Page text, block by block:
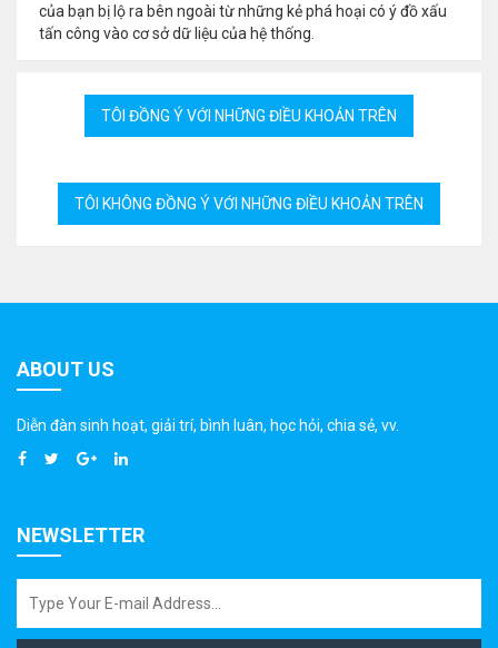
của bạn bị lộ ra bên ngoài từ những kẻ phá hoại có ý đồ xấu
tấn công vào cơ sở dữ liệu của hệ thống.
ABOUT US
Diễn đàn sinh hoạt, giải trí, bình luân, học hỏi, chia sẻ, vv.
NEWSLETTER